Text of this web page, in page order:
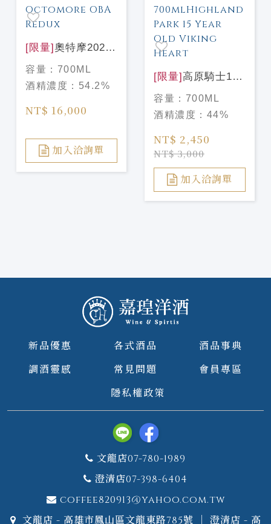
[限量] 奧特摩2026
嘉年華25週年
Octomore OBA
Redux
容量： 700ML
酒精濃度： 54.2%
NT$ 16,000
加入洽詢單
[限量] 高原騎士15
年 維京之心陶瓷瓶
700mlHighland
Park 15 Year Old
Viking Heart
容量： 700ML
酒精濃度： 44%
NT$ 2,450
NT$ 3,000
加入洽詢單
新品優惠 各式酒品
酒品事典
調酒靈感
常見問題
會員專區
隱私權政策
文龍店07-780-1989
澄清店07-398-6404
coffee820913@yahoo.com.tw
文龍店 - 高雄市鳳山區文龍東路785號 ｜ 澄清店 - 高